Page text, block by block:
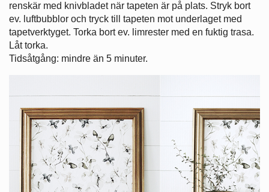
renskär med knivbladet när tapeten är på plats. Stryk bort
ev. luftbubblor och tryck till tapeten mot underlaget med
tapetverktyget. Torka bort ev. limrester med en fuktig trasa.
Låt torka.
Tidsåtgång: mindre än 5 minuter.